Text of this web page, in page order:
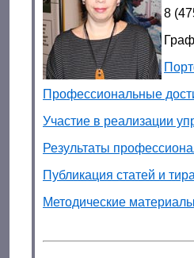
8
Профессиональные
Участие в реализации
Результаты
Публикация статей и
Методические материалы